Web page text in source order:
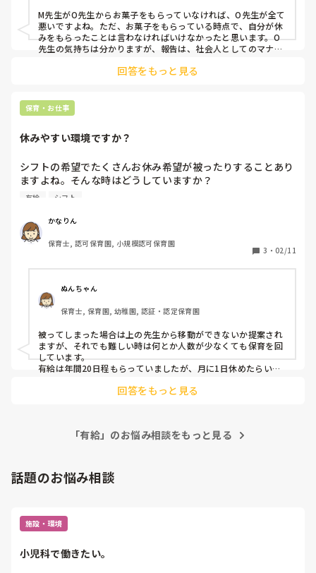
O先生からお菓子をもらっている。Y先生はO先生がM先生に
対して嫌な言い方をしている事は知らない。
だいたいの事です。
M先生がO先生からお菓子をもらっていなければ、O先生が全て
悪いですよね。ただ、お菓子をもらっている時点で、自分が休
みをもらったことは言わなければいけなかったと思います。O
先生の気持ちは分かりますが、報告は、社会人としてのマナー
回答をもっと見る
保育・お仕事
休みやすい環境ですか？
シフトの希望でたくさんお休み希望が被ったりすることあり
ますよね。そんな時はどうしていますか？
また有給休暇は年間何日くらい取っていますか？
上でかなり重要視しています
有給 シフト
かなりん
保育士, 認可保育園, 小規模認可保育園
3 ・ 02/11
ぬんちゃん
保育士, 保育園, 幼稚園, 認証・認定保育園
被ってしまった場合は上の先生から移動ができないか提案され
ますが、それでも難しい時は何とか人数が少なくても保育を回
しています。
有給は年間20日程もらっていましたが、月に1日休めたらいい
保育士はクラスがあると中々お休みできない仕事ですよね、、
回答をもっと見る
「有給」のお悩み相談をもっと見る
話題のお悩み相談
施設・環境
小児科で働きたい。